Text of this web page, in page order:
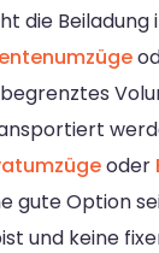
die
oder
gute Option
und keine